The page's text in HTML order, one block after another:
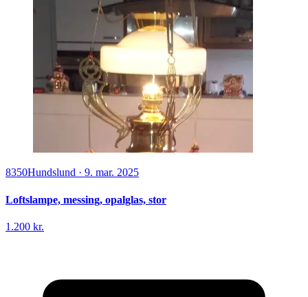
8350Hundslund · 9. mar. 2025
Loftslampe, messing, opalglas, stor
1.200 kr.